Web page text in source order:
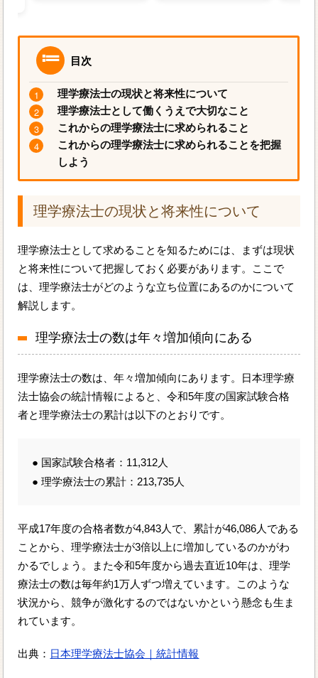
目次
理学療法士の現状と将来性について
理学療法士として働くうえで大切なこと
これからの理学療法士に求められること
これからの理学療法士に求められることを把握
しよう
理学療法士の現状と将来性について
理学療法士として求めることを知るためには、まずは現状
と将来性について把握しておく必要があります。ここで
は、理学療法士がどのような立ち位置にあるのかについて
解説します。
理学療法士の数は年々増加傾向にある
理学療法士の数は、年々増加傾向にあります。日本理学療
法士協会の統計情報によると、令和5年度の国家試験合格
者と理学療法士の累計は以下のとおりです。
● 国家試験合格者：11,312人
● 理学療法士の累計：213,735人
平成17年度の合格者数が4,843人で、累計が46,086人である
ことから、理学療法士が3倍以上に増加しているのかがわ
かるでしょう。また令和5年度から過去直近10年は、理学
療法士の数は毎年約1万人ずつ増えています。このような
状況から、競争が激化するのではないかという懸念も生ま
れています。
出典： 日本理学療法士協会｜統計情報